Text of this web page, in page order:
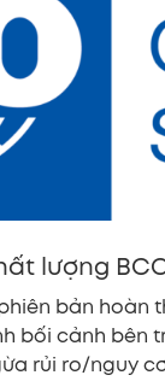
lượng
phiên bản
bối cảnh bên
rủi ro/nguy